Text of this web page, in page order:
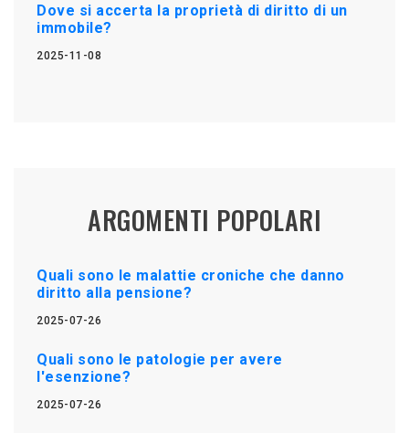
Dove si accerta la proprietà di diritto di un
immobile?
2025-11-08
ARGOMENTI POPOLARI
Quali sono le malattie croniche che danno
diritto alla pensione?
2025-07-26
Quali sono le patologie per avere
l'esenzione?
2025-07-26